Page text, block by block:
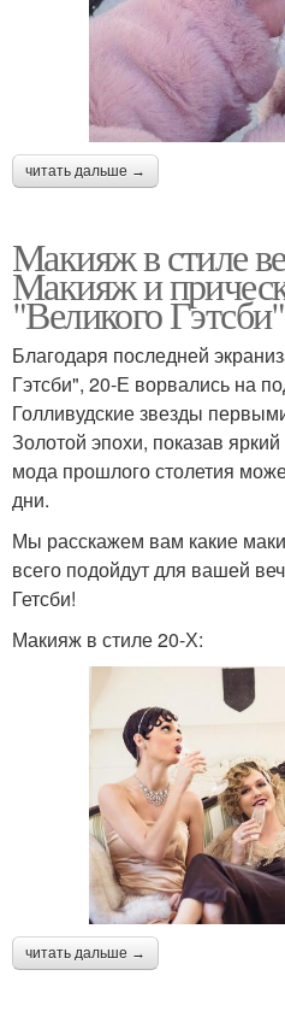
читать дальше →
Макияж в стиле
Макияж и
"Великого
Благодаря последней
Гэтсби", 20-Е ворвались на
Голливудские звезды
Золотой эпохи, показав
мода прошлого столетия
дни.
Мы расскажем вам какие
всего подойдут для вашей
Гетсби!
Макияж в стиле 20-Х:
читать дальше →